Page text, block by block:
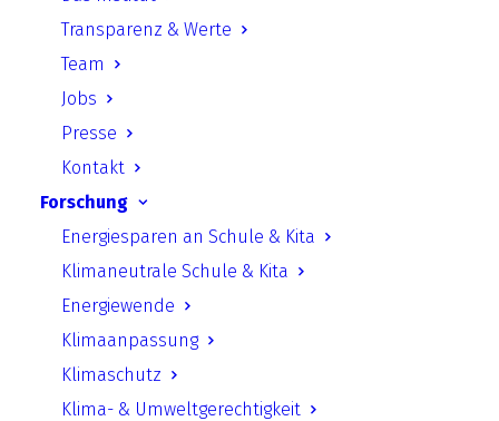
Transparenz & Werte
Team
Jobs
Presse
Kontakt
Forschung
Energiesparen an Schule & Kita
Klimaneutrale Schule & Kita
Energiewende
Klimaanpassung
Klimaschutz
Klima- & Umweltgerechtigkeit
Klimaschutz an Schulen
2025
27. Fachtagung – Klimaschutz an
Schulen 2025
Schule im Wandel: Natürlicher
Klimaschutz an Schulen